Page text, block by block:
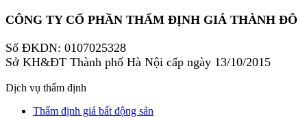
CÔNG TY CỔ PHẦN THẨM ĐỊNH GIÁ THÀNH ĐÔ
Số ĐKDN: 0107025328
Sở KH&ĐT Thành phố Hà Nội cấp ngày 13/10/2015
Dịch vụ thẩm định
Thẩm định giá bất động sản